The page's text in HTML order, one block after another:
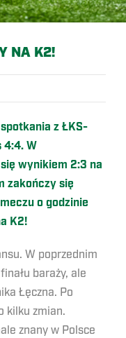
NA K2!
z ŁKS-
4:4. W
wynikiem 2:3 na
zakończy się
o godzinie
K2!
W poprzednim
baraży, ale
Łęczna. Po
kilku zmian.
znany w Polsce